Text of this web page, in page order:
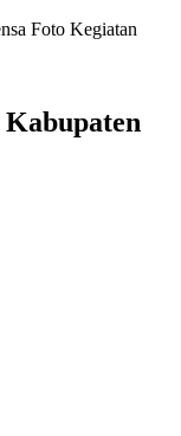
Foto Kegiatan